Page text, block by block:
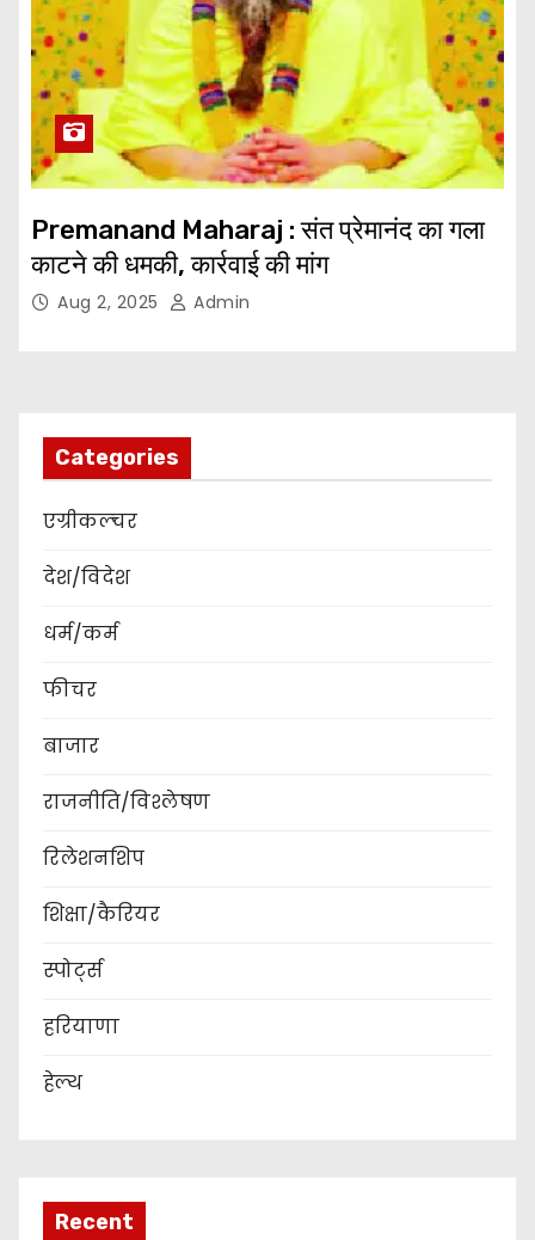
Premanand Maharaj : संत प्रेमानंद का गला
काटने की धमकी, कार्रवाई की मांग
Aug 2, 2025 Admin
Categories
एग्रीकल्चर
देश/विदेश
धर्म/कर्म
फीचर
बाजार
राजनीति/विश्लेषण
रिलेशनशिप
शिक्षा/कैरियर
स्पोर्ट्स
हरियाणा
हेल्थ
Recent